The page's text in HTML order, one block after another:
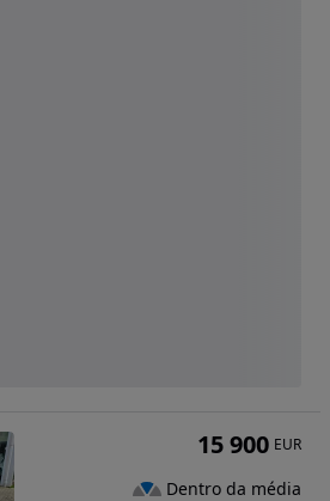
15 900 EUR
Dentro da média